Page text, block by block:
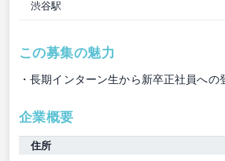
渋谷駅
この募集の魅力
・長期インターン生から新卒正社員への
企業概要
住所